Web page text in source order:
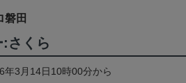
磐田
:さくら
年3月14日10時00分から